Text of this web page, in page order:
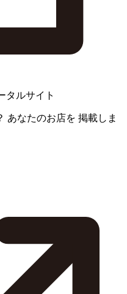
タルサイト
あなたのお店を 掲載しま